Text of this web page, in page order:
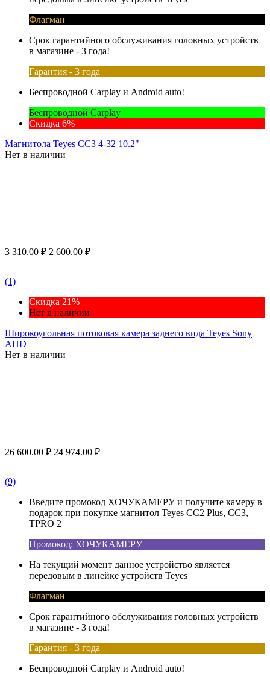
Флагман
Срок гарантийного обслуживания головных устройств
в магазине - 3 года!
Гарантия - 3 года
Беспроводной Carplay и Android auto!
Беспроводной Carplay
Скидка 6%
Магнитола Teyes CC3 4-32 10.2"
Нет в наличии
3 310.00 ₽ 2 600.00 ₽
(1)
Скидка 21%
Нет в наличии
Широкоугольная потоковая камера заднего вида Teyes Sony
AHD
Нет в наличии
26 600.00 ₽ 24 974.00 ₽
(9)
Введите промокод ХОЧУКАМЕРУ и получите камеру в
подарок при покупке магнитол Teyes CC2 Plus, CC3,
TPRO 2
Промокод: ХОЧУКАМЕРУ
На текущий момент данное устройство является
передовым в линейке устройств Teyes
Флагман
Срок гарантийного обслуживания головных устройств
в магазине - 3 года!
Гарантия - 3 года
Беспроводной Carplay и Android auto!